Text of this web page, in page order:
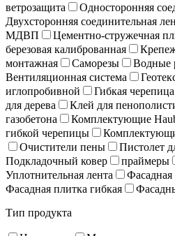
ветрозащита
Односторонняя
Двухсторонняя соединительная
МДВП
Цементно-стружечная
березовая калиброванная
монтажная
Саморезы Водные
Вентиляционная система
иглопробивной
Гибкая черепица
для дерева
Клей для
газобетона
Комплектующие
гибкой черепицы
Очистители пены
Пистолет
Подкладочный ковер
праймеры
Уплотнительная лента
Фасадная
Фасадная плитка гибкая
Тип продукта